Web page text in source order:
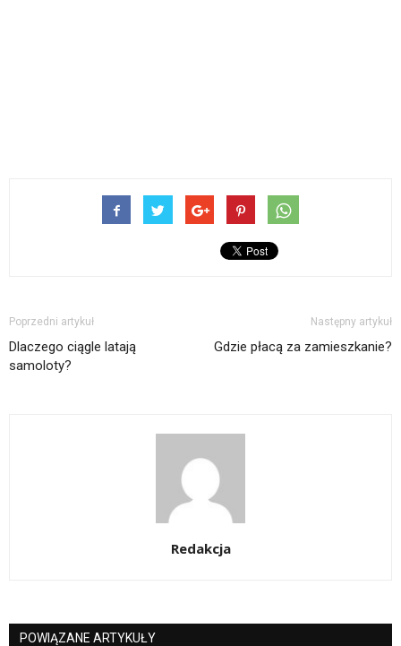
Poprzedni artykuł
Dlaczego ciągle latają
samoloty?
Następny artykuł
Gdzie płacą za zamieszkanie?
Redakcja
POWIĄZANE ARTYKUŁY